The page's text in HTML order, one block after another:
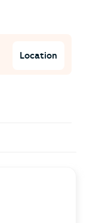
Location